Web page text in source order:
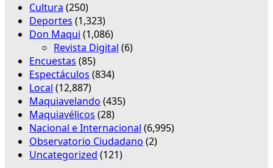
Cultura (250)
Deportes (1,323)
Don Maqui (1,086)
Revista Digital (6)
Encuestas (85)
Espectáculos (834)
Local (12,887)
Maquiavelando (435)
Maquiavélicos (28)
Nacional e Internacional (6,995)
Observatorio Ciudadano (2)
Uncategorized (121)